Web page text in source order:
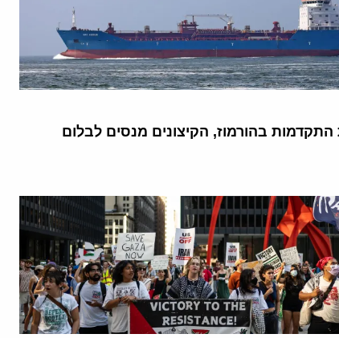
בהורמוז, הקיצונים מנסים לבלום